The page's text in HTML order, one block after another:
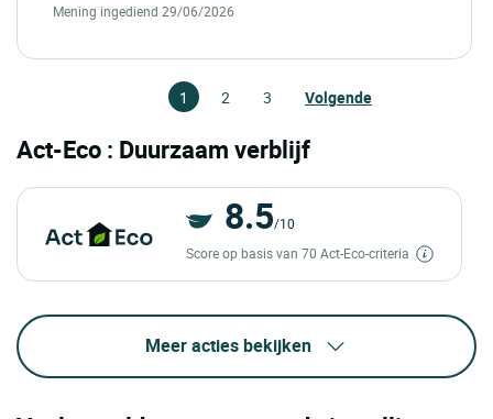
Mening ingediend 29/06/2026
1 2 3 Volgende
Act-Eco : Duurzaam verblijf
8.5/10
Score op basis van 70 Act-Eco-criteria
Meer acties bekijken